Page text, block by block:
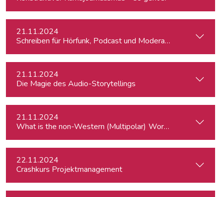
21.11.2024
Schreiben für Hörfunk, Podcast und Moderation
21.11.2024
Die Magie des Audio-Storytellings
21.11.2024
What is
22.11.2024
Crashkurs Projektmanagement